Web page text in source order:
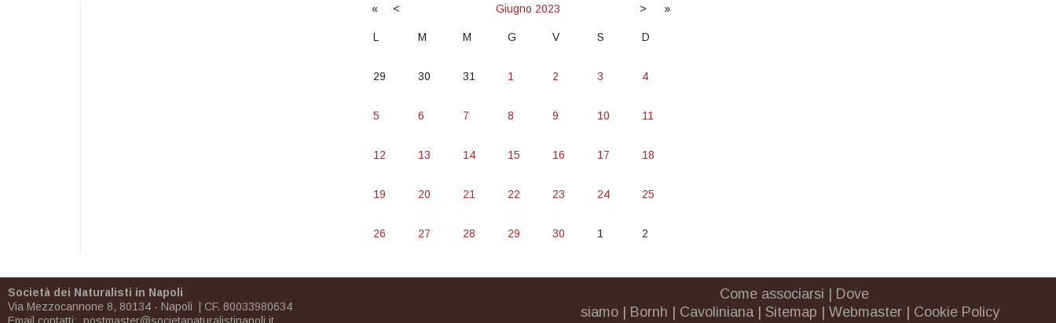
« < Giugno 2023 > »
L M M G V S D
29 30 31 1 2 3 4
5 6 7 8 9 10 11
12 13 14 15 16 17 18
19 20 21 22 23 24 25
26 27 28 29 30 1 2
Società dei Naturalisti in Napoli
Via Mezzocannone 8, 80134 - Napoli | CF. 80033980634
Come associarsi
Dove
siamo
Bornh Cavoliniana| Sitemap Webmaster Cookie Policy